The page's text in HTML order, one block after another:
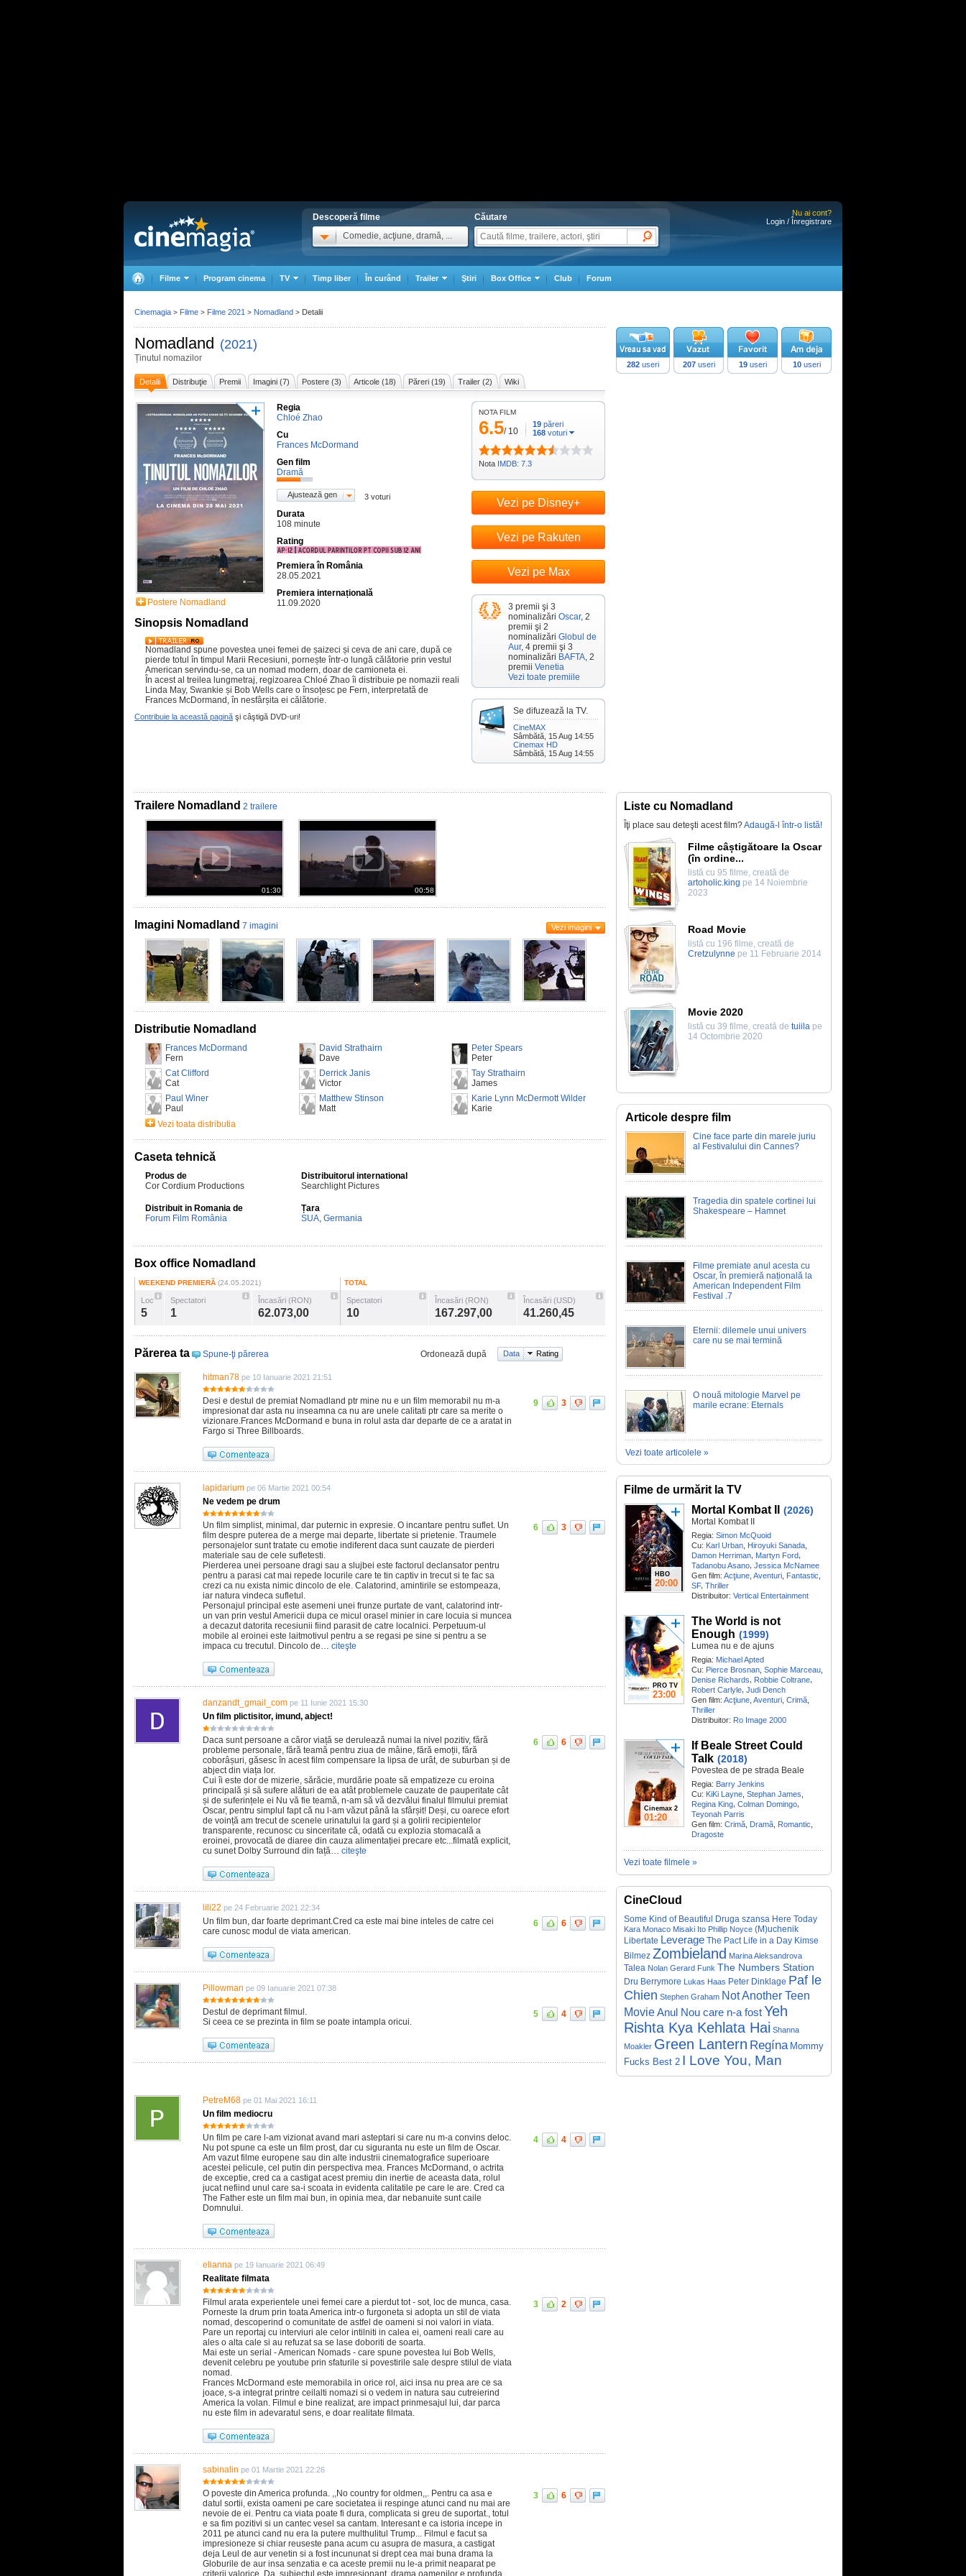
Descoperă filme
Comedie, acţiune, dramă, ...
Căutare
Nu ai cont?
Login / Înregistrare
Filme Program cinema TV Timp liber În curând Trailer Ştiri Box Office Club Forum
Nomadland (2021)
Ținutul nomazilor
Detalii Distribuţie Premii Imagini (7) Postere (3) Articole (18) Păreri (19) Trailer (2) Wiki
Postere Nomadland
Regia
Chloé Zhao
Cu
Frances McDormand
Gen film
Dramă
Ajustează gen 3 voturi
Durata
108 minute
Rating
Premiera în România
28.05.2021
Premiera internațională
11.09.2020
Sinopsis Nomadland
Nomadland spune povestea unei femei de șaizeci și ceva de ani care, după ce
pierde totul în timpul Marii Recesiuni, pornește într-o lungă călătorie prin vestul
American servindu-se, ca un nomad modern, doar de camioneta ei.
În acest al treilea lungmetraj, regizoarea Chloé Zhao îi distribuie pe nomazii reali
Linda May, Swankie și Bob Wells care o însoțesc pe Fern, interpretată de
Frances McDormand, în nesfârșita ei călătorie.
Contribuie la această pagină şi câştigă DVD-uri!
NOTA FILM
6.5/ 10
19 păreri
168 voturi
Nota IMDB: 7.3
Vezi pe Disney+
Vezi pe Rakuten
Vezi pe Max
3 premii şi 3
nominalizări Oscar, 2
premii şi 2
nominalizări Globul de
Aur, 4 premii şi 3
nominalizări BAFTA, 2
premii Venetia
Vezi toate premiile
Se difuzează la TV.
CineMAX
Sâmbătă, 15 Aug 14:55
Cinemax HD
Sâmbătă, 15 Aug 14:55
282 useri 207useri 19useri 10useri
Trailere Nomadland 2 trailere
01:30 00:58
Imagini Nomadland 7 imagini Vezi imagini
Distributie Nomadland
Frances McDormand
Fern
David Strathairn
Dave
Peter Spears
Peter
Cat Clifford
Cat
Derrick Janis
Victor
Tay Strathairn
James
Paul Winer
Paul
Matthew Stinson
Matt
Karie Lynn McDermott Wilder
Karie
Vezi toata distributia
Caseta tehnică
Produs de
Cor Cordium Productions
Distribuitorul international
Searchlight Pictures
Distribuit in Romania de
Forum Film România
Țara
SUA, Germania
Box office Nomadland
WEEKEND PREMIERĂ (24.05.2021)
Loc
5
Spectatori
1
Încasări (RON)
62.073,00
TOTAL
Spectatori
10
Încasări (RON)
167.297,00
Încasări (USD)
41.260,45
Părerea ta Spune-ţi părerea Ordonează după Data Rating
hitman78 pe 10 Ianuarie 2021 21:51
Desi e destul de premiat Nomadland ptr mine nu e un film memorabil nu m-a
impresionat dar asta nu inseamna ca nu are unele calitati ptr care sa merite o
vizionare.Frances McDormand e buna in rolul asta dar departe de ce a aratat in
Fargo si Three Billboards.
9 3
lapidarium pe 06 Martie 2021 00:54
Ne vedem pe drum
Un film simplist, minimal, dar puternic in expresie. O incantare pentru suflet. Un
film despre puterea de a merge mai departe, libertate si prietenie. Traumele
personajelor sunt tratate cu emotie indiferent daca sunt cauzate de pierderi
materiale sau de cele sufletesti.
Pierderea unei persoane dragi sau a slujbei este factorul declansator pentru
pentru a parasi cat mai repede locurile care te tin captiv in trecut si te fac sa
crezi ca nu exista nimic dincolo de ele. Calatorind, amintirile se estompeaza,
iar natura vindeca sufletul.
Personajul principal este asemeni unei frunze purtate de vant, calatorind intr-
un van prin vestul Americii dupa ce micul orasel minier in care locuia si muncea
a decazut datorita recesiunii fiind parasit de catre localnici. Perpetuum-ul
mobile al eroinei este laitmotivul pentru a se regasi pe sine si pentru a se
impaca cu trecutul. Dincolo de… citeşte
6 3
danzandt_gmail_com pe 11 Iunie 2021 15:30
Un film plictisitor, imund, abject!
Daca sunt persoane a căror viață se derulează numai la nivel pozitiv, fără
probleme personale, fără teamă pentru ziua de mâine, fără emoții, fără
coborâșuri, găsesc în acest film compensare la lipsa de urât, de suburban și de
abject din viața lor.
Cui îi este dor de mizerie, sărăcie, murdărie poate să empatizeze cu eroina
principală și să sufere alături de ea atât problemele cauzate de pauperitate cât
și de suferințele ei Nu vă fie teamă, n-am să vă dezvălui finalul filmului premiat
Oscar, pentru simplul fapt că nu l-am văzut până la sfârșit! Deși, cu oarece efort
de voință am trecut de scenele urinatului la gard și a golirii recipientelor
transparente, recunosc cu sinceritate că, odată cu explozia stomacală a
eroinei, provocată de diaree din cauza alimentației precare etc...filmată explicit,
cu sunet Dolby Surround din față… citeşte
6 6
lili22 pe 24 Februarie 2021 22:34
Un film bun, dar foarte deprimant.Cred ca este mai bine inteles de catre cei
care cunosc modul de viata american.
6 6
Pillowman pe 09 Ianuarie 2021 07:38
Destul de deprimant filmul.
Si ceea ce se prezinta in film se poate intampla oricui.
5 4
PetreM68 pe 01 Mai 2021 16:11
Un film mediocru
Un film pe care l-am vizionat avand mari asteptari si care nu m-a convins deloc.
Nu pot spune ca este un film prost, dar cu siguranta nu este un film de Oscar.
Am vazut filme europene sau din alte industrii cinematografice superioare
acestei pelicule, cel putin din perspectiva mea. Frances McDormand, o actrita
de exceptie, cred ca a castigat acest premiu din inertie de aceasta data, rolul
jucat nefiind unul care sa-i scoata in evidenta calitatile pe care le are. Cred ca
The Father este un film mai bun, in opinia mea, dar nebanuite sunt caile
Domnului.
4 4
elianna pe 19 Ianuarie 2021 06:49
Realitate filmata
Filmul arata experientele unei femei care a pierdut tot - sot, loc de munca, casa.
Porneste la drum prin toata America intr-o furgoneta si adopta un stil de viata
nomad, descoperind o comunitate de astfel de oameni si noi valori in viata.
Pare un reportaj cu interviuri ale celor intilniti in calea ei, oameni reali care au
ales o alta cale si au refuzat sa se lase doboriti de soarta.
Mai este un serial - American Nomads - care spune povestea lui Bob Wells,
devenit celebru pe youtube prin sfaturile si povestirile sale despre stilul de viata
nomad.
Frances McDormand este memorabila in orice rol, aici insa nu prea are ce sa
joace, s-a integrat printre ceilalti nomazi si o vedem in natura sau cutreierind
America la volan. Filmul e bine realizat, are impact prinmesajul lui, dar parca
nu este film in adevaratul sens, e doar realitate filmata.
3 2
sabinalin pe 01 Martie 2021 22:26
O poveste din America profunda. ,,No country for oldmen,,. Pentru ca asa e
datul sortii, exista oameni pe care societatea ii respinge atunci cand nu mai are
nevoie de ei. Pentru ca viata poate fi dura, complicata si greu de suportat., totul
e sa fim pozitivi si un cantec vesel sa cantam. Interesant e ca istoria incepe in
2011 pe atunci cand nu era la putere multhulitul Trump... Filmul e facut sa
impresioneze si chiar reuseste pana acum cu asupra de masura, a castigat
deja Leul de aur venetin si a fost incununat si drept cea mai buna drama la
Globurile de aur insa senzatia e ca aceste premii nu le-a primit neaparat pe
criterii valorice. Da, subiectul este impresionant, drama oamenilor e profunda
3 6
Liste cu Nomadland
Îţi place sau deteşti acest film?Adaugă-l într-o listă!
Filme câștigătoare la Oscar
(în ordine...
listă cu 95 filme, creată de
artoholic.king pe 14 Noiembrie
2023
Road Movie
listă cu 196 filme, creată de
Cretzulynne pe 11 Februarie 2014
Movie 2020
listă cu 39 filme, creată de tuiila pe
14 Octombrie 2020
Articole despre film
Cine face parte din marele juriu
al Festivalului din Cannes?
Tragedia din spatele cortinei lui
Shakespeare – Hamnet
Filme premiate anul acesta cu
Oscar, în premieră națională la
American Independent Film
Festival .7
Eternii: dilemele unui univers
care nu se mai termină
O nouă mitologie Marvel pe
marile ecrane: Eternals
Vezi toate articolele »
Filme de urmărit la TV
HBO
20:00
Mortal Kombat II (2026)
Mortal Kombat II
Regia: Simon McQuoid
Cu: Karl Urban Hiroyuki Sanada
Damon Herriman, Martyn Ford,
Tadanobu Asano, Jessica McNamee
Gen film: Acţiune Aventuri Fantastic
SF, Thriller
Distribuitor: Vertical Entertainment
PRO TV
23:00
The World is not
Enough (1999)
Lumea nu e de ajuns
Regia: Michael Apted
Cu: Pierce Brosnan Sophie Marceau
Denise Richards, Robbie Coltrane,
Robert Carlyle, Judi Dench
Gen film: Acţiune Aventuri Crimă
Thriller
Distribuitor: Ro Image 2000
Cinemax 2
01:20
If Beale Street Could
Talk (2018)
Povestea de pe strada Beale
Regia: Barry Jenkins
Cu: KiKi Layne Stephan James
Regina King, Colman Domingo,
Teyonah Parris
Gen film: Crimă Dramă Romantic
Dragoste
Vezi toate filmele »
CineCloud
Some Kind of Beautiful Druga szansa Here Today
Kara Monaco Misaki Ito Phillip Noyce (M)uchenik
Libertate Leverage The Pact Life in a Day Kimse
Bilmez Zombieland Marina Aleksandrova
Talea Nolan Gerard Funk The Numbers Station
Dru Berrymore Lukas Haas Peter Dinklage Paf le
Chien Stephen Graham Not Another Teen
MovieAnul Nou care n-a fostYeh
Rishta Kya Kehlata Hai Shanna
Moakler Green Lantern Regína Mommy
Fucks Best 2 I Love You, Man
Cinemagia > Filme > Filme 2021 > Nomadland > Detalii